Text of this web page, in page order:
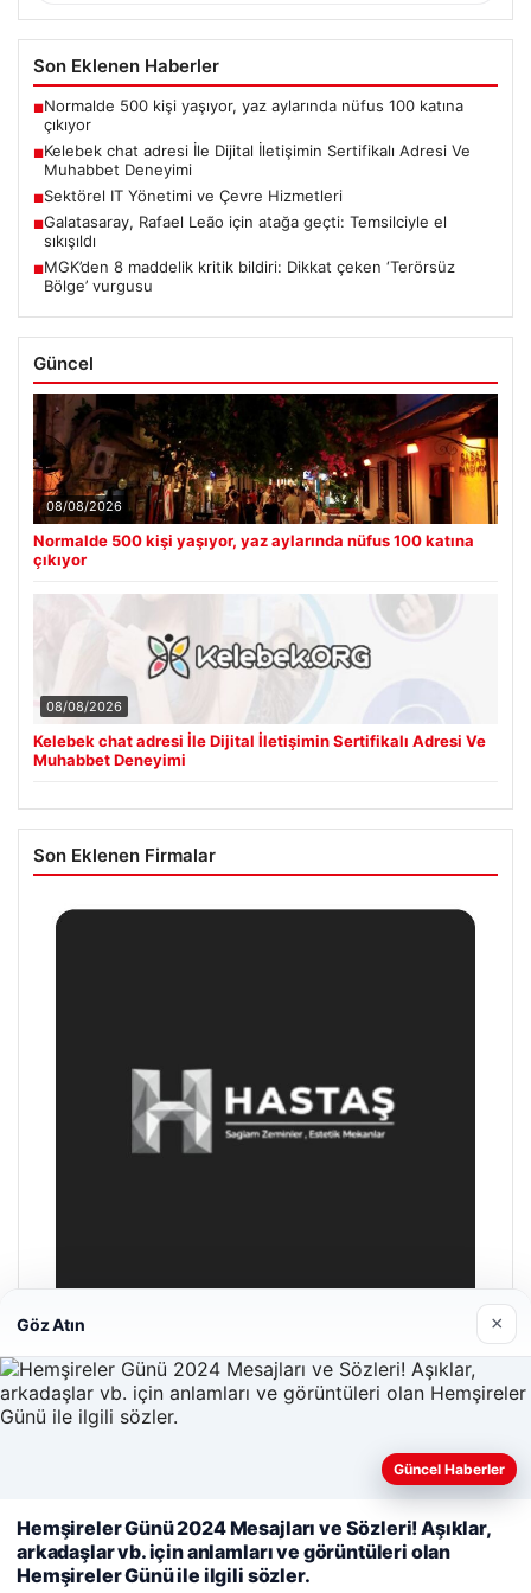
Son Eklenen Haberler
■Normalde 500 kişi yaşıyor, yaz aylarında nüfus 100 katına
çıkıyor
■Kelebek chat adresi İle Dijital İletişimin Sertifikalı Adresi Ve
Muhabbet Deneyimi
■Sektörel IT Yönetimi ve Çevre Hizmetleri
■Galatasaray, Rafael Leão için atağa geçti: Temsilciyle el
sıkışıldı
■MGK’den 8 maddelik kritik bildiri: Dikkat çeken ‘Terörsüz
Bölge’ vurgusu
Güncel
08/08/2026
Normalde 500 kişi yaşıyor, yaz aylarında nüfus 100 katına
çıkıyor
08/08/2026
Kelebek chat adresi İle Dijital İletişimin Sertifikalı Adresi Ve
Muhabbet Deneyimi
Son Eklenen Firmalar
Hastaş Beton
26/05/2026
deneyiminizi kişiselleştirmek ve geliştirmek amacıyla çerezler
kullanıyoruz.Çerez Politikamız
Göz Atın ×
Güncel Haberler
Hemşireler Günü 2024 Mesajları ve Sözleri! Aşıklar,
arkadaşlar vb. için anlamları ve görüntüleri olan
Hemşireler Günü ile ilgili sözler.